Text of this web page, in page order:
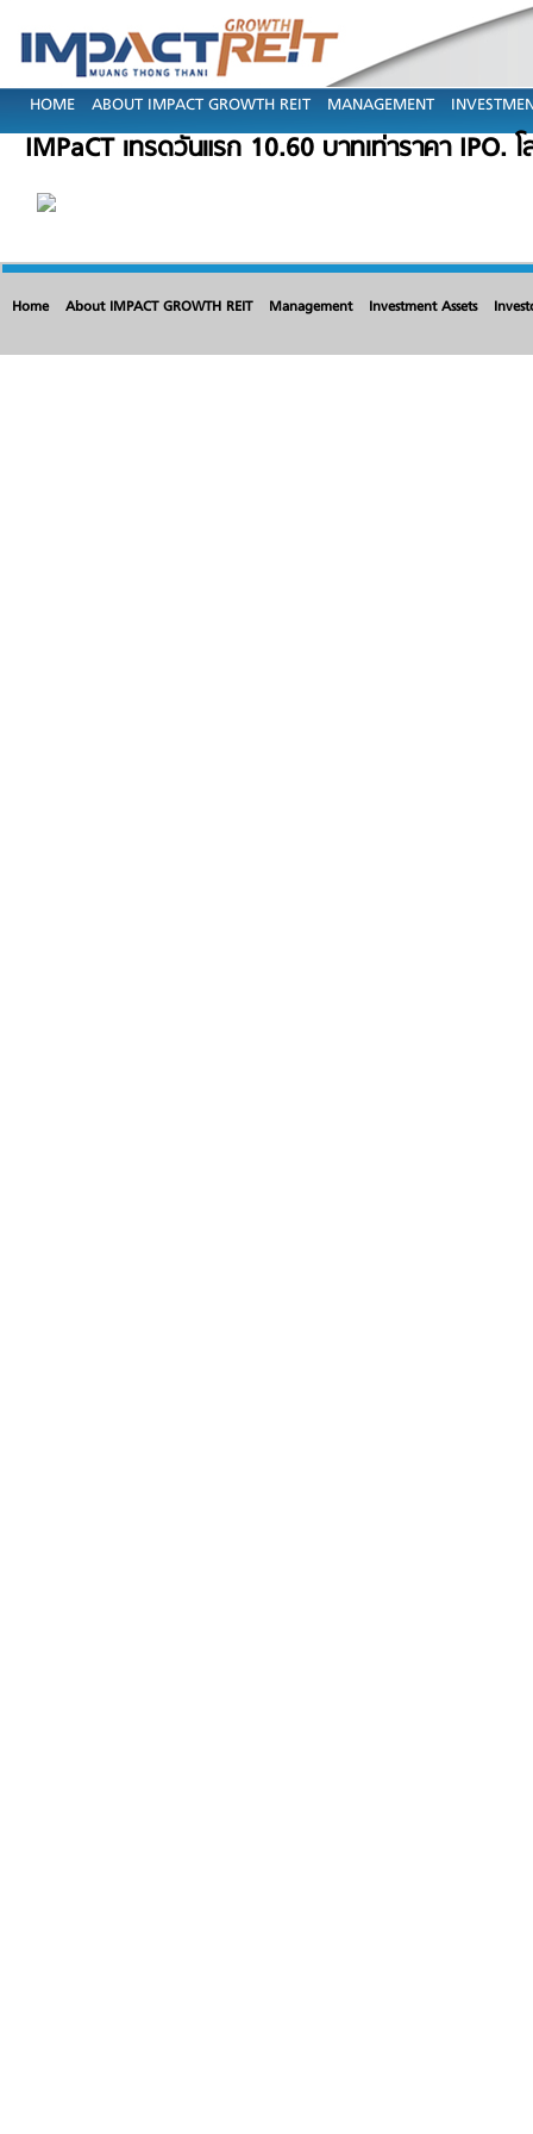
HOME ABOUT IMPACT GROWTH REIT MANAGEMENT
IMPaCT เทรดวันแรก 10.60 บาทเท่าราคา IPO.
Home About IMPACT GROWTH REIT Management Investment Assets